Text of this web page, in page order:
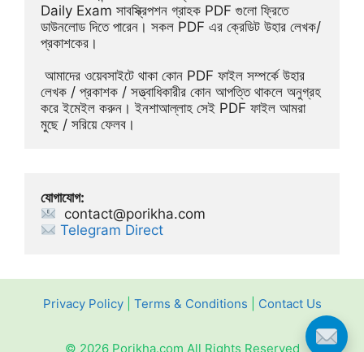
Daily Exam সাবস্ক্রিপশন গ্রাহক PDF গুলো ফ্রিতে
ডাউনলোড দিতে পারেন। সকল PDF এর ক্রেডিট উহার লেখক/
প্রকাশকের।
লেখক / প্রকাশক / সত্ত্বাধিকারীর কোন আপত্তি থাকলে অনুগ্রহ
করে ইমেইল করুন। ইনশাআল্লাহ সেই PDF ফাইল আমরা
মুছে / সরিয়ে ফেলব।
যোগাযোগ:
contact@porikha.com
Telegram Direct
Privacy Policy| Terms & Conditions Contact Us
© 2026 Porikha.com All Rights Reserved